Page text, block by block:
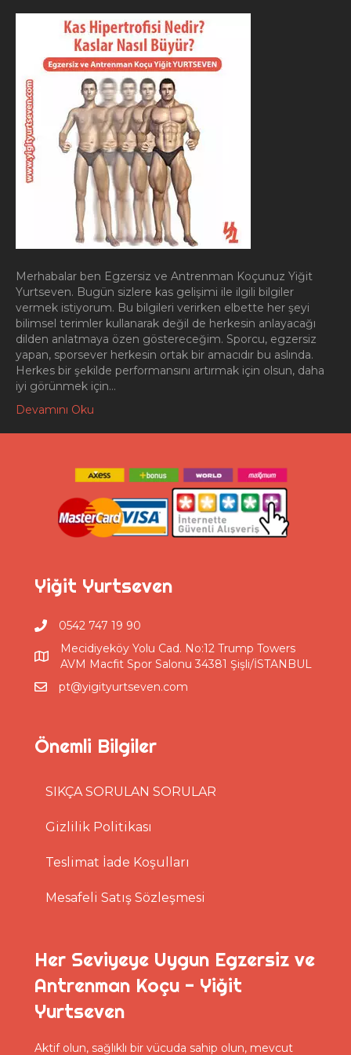
Merhabalar ben Egzersiz ve Antrenman Koçunuz Yiğit
Yurtseven. Bugün sizlere kas gelişimi ile ilgili bilgiler
vermek istiyorum. Bu bilgileri verirken elbette her şeyi
bilimsel terimler kullanarak değil de herkesin anlayacağı
dilden anlatmaya özen göstereceğim. Sporcu, egzersiz
yapan, sporsever herkesin ortak bir amacıdır bu aslında.
Herkes bir şekilde performansını artırmak için olsun, daha
iyi görünmek için…
Devamını Oku
Yiğit Yurtseven
0542 747 19 90
Mecidiyeköy Yolu Cad. No:12 Trump Towers
AVM Macfit Spor Salonu 34381 Şişli/İSTANBUL
pt@yigityurtseven.com
Önemli Bilgiler
SIKÇA SORULAN SORULAR
Gizlilik Politikası
Teslimat İade Koşulları
Mesafeli Satış Sözleşmesi
Her Seviyeye Uygun Egzersiz ve
Antrenman Koçu - Yiğit
Yurtseven
Aktif olun, sağlıklı bir vücuda sahip olun, mevcut